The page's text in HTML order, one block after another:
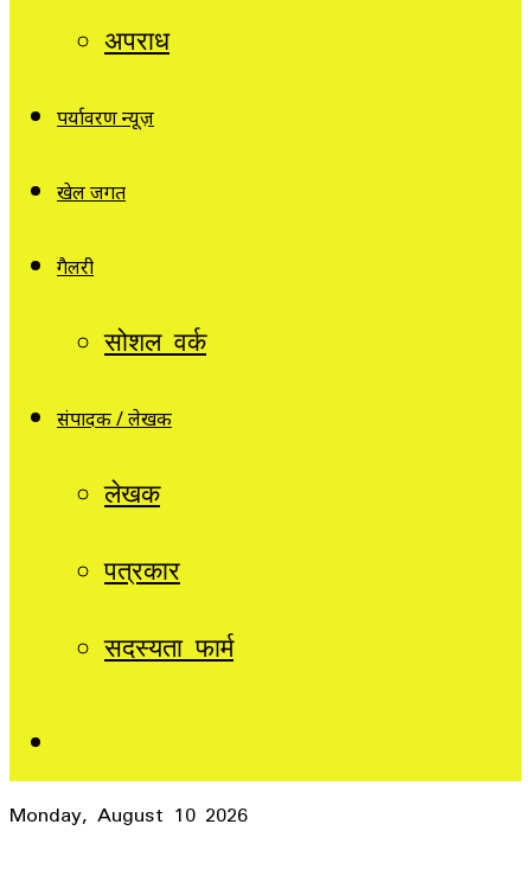
अपराध
पर्यावरण न्यूज़
खेल जगत
गैलरी
सोशल वर्क
संपादक / लेखक
लेखक
पत्रकार
सदस्यता फार्म
Monday, August 10 2026